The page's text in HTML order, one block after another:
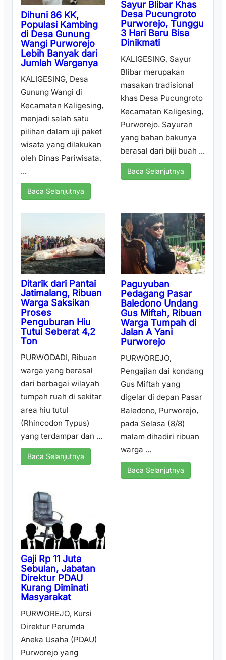
Dihuni 86 KK,
Populasi Kambing
di Desa Gunung
Wangi Purworejo
Lebih Banyak dari
Jumlah Warganya
KALIGESING, Desa
Gunung Wangi di
Kecamatan Kaligesing,
menjadi salah satu
pilihan dalam uji paket
wisata yang dilakukan
oleh Dinas Pariwisata,
...
Baca Selanjutnya
Sayur Blibar Khas
Desa Pucungroto
Purworejo, Tunggu
3 Hari Baru Bisa
Dinikmati
KALIGESING, Sayur
Blibar merupakan
masakan tradisional
khas Desa Pucungroto
Kecamatan Kaligesing,
Purworejo. Sayuran
yang bahan bakunya
berasal dari biji buah ...
Baca Selanjutnya
Ditarik dari Pantai
Jatimalang, Ribuan
Warga Saksikan
Proses
Penguburan Hiu
Tutul Seberat 4,2
Ton
PURWODADI, Ribuan
warga yang berasal
dari berbagai wilayah
tumpah ruah di sekitar
area hiu tutul
(Rhincodon Typus)
yang terdampar dan ...
Baca Selanjutnya
Paguyuban
Pedagang Pasar
Baledono Undang
Gus Miftah, Ribuan
Warga Tumpah di
Jalan A Yani
Purworejo
PURWOREJO,
Pengajian dai kondang
Gus Miftah yang
digelar di depan Pasar
Baledono, Purworejo,
pada Selasa (8/8)
malam dihadiri ribuan
warga ...
Baca Selanjutnya
Gaji Rp 11 Juta
Sebulan, Jabatan
Direktur PDAU
Kurang Diminati
Masyarakat
PURWOREJO, Kursi
Direktur Perumda
Aneka Usaha (PDAU)
Purworejo yang